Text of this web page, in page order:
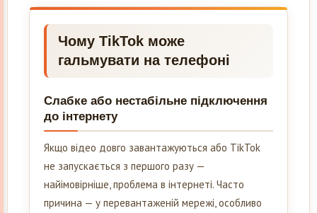
Чому TikTok може
гальмувати на телефоні
Слабке або нестабільне підключення
до інтернету
Якщо відео довго завантажуються або TikTok
не запускається з першого разу —
найімовірніше, проблема в інтернеті. Часто
причина — у перевантаженій мережі, особливо